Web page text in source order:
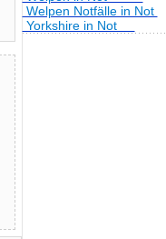
Welpen Notfälle in Not
Yorkshire in Not